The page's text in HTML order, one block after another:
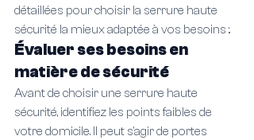
détaillées pour choisir la serrure haute
sécurité la mieux adaptée à vos besoins :.
Évaluer ses besoins en
matière de sécurité
Avant de choisir une serrure haute
sécurité, identifiez les points faibles de
votre domicile. Il peut s'agir de portes